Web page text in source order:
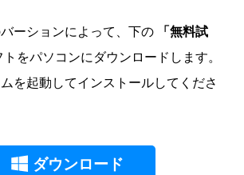
ーションによって、下の
「無料試
をパソコンにダウンロードします。
を起動してインストールしてくださ
ダウンロード